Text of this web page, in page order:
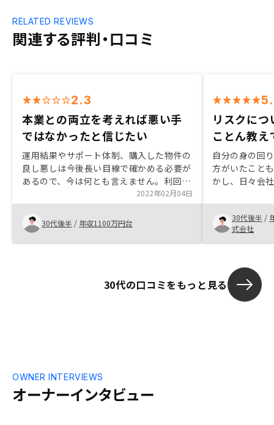
関連する評判・口コミ
RELATED REVIEWS
2.3
本業との両立を考えれば悪い手
ではなかったと信じたい
運用結果やサポート体制、購入した物件の
良し悪しは今後長い目線で確かめる必要が
あるので、今は何とも言えません。利回り
が高いとは言えないが、本業との両立を考
えると、ここまで管理をお任せ出来るので
あれば、メリットがあると判断しました。
賃貸経営に関する運営、リスクケアやサポ
ートについて、自社グループ内で上手く回
当のレベルは高いとは思えません。今後、
2022年02月04日
30代後半 / 年収1100万円台
リスクに
ことん教え
自分の身の回
方がいたこと
かし、日々会
でした。 そん
ギフトカード
GA社が上場
から連絡をと
とつのメリッ
していただき
つ解消されま
30代後半 /
式会社
30代の口コミをもっと見る
オーナーインタビュー
OWNER INTERVIEWS